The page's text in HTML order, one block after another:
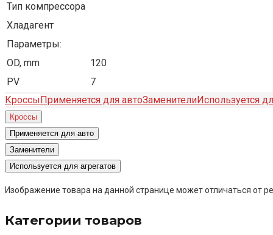
Тип компрессора
Хладагент
Параметры:
OD, mm
120
PV
7
Кроссы Применяется для автоЗаменителиИспользуется
Кроссы
Применяется для авто
Заменители
Используется для агрегатов
Изображение товара на данной странице может отличаться от
Категории товаров